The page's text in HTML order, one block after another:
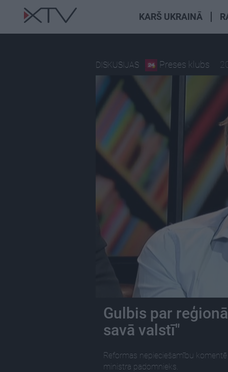
KARŠ UKRAINĀ
DISKUSIJAS Preses klubs
Gulbis par
savā valstī"
Reformas nepieciešamību
ministra padomnieks.